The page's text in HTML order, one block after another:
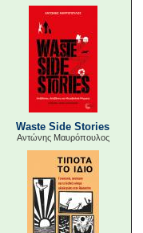
Waste Side Stories
Αντώνης Μαυρόπουλος